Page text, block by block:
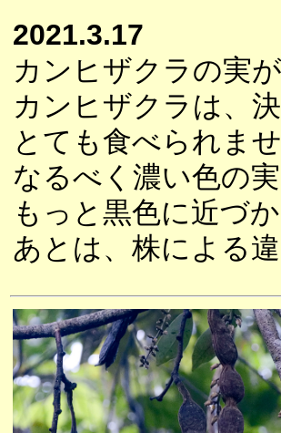
2021.3.17
カンヒザクラの実
カンヒザクラは、
とても食べられませ
なるべく濃い色の
もっと黒色に近づ
あとは、株による